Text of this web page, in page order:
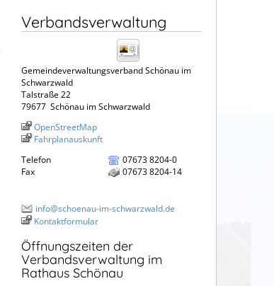
Verbandsverwaltung
Gemeindeverwaltungsverband Schönau im
Schwarzwald
Talstraße 22
79677 Schönau im Schwarzwald
OpenStreetMap
Fahrplanauskunft
Telefon
07673 8204-0
Fax
07673 8204-14
info@schoenau-im-schwarzwald.de
Kontaktformular
Öffnungszeiten der
Verbandsverwaltung im
Rathaus Schönau